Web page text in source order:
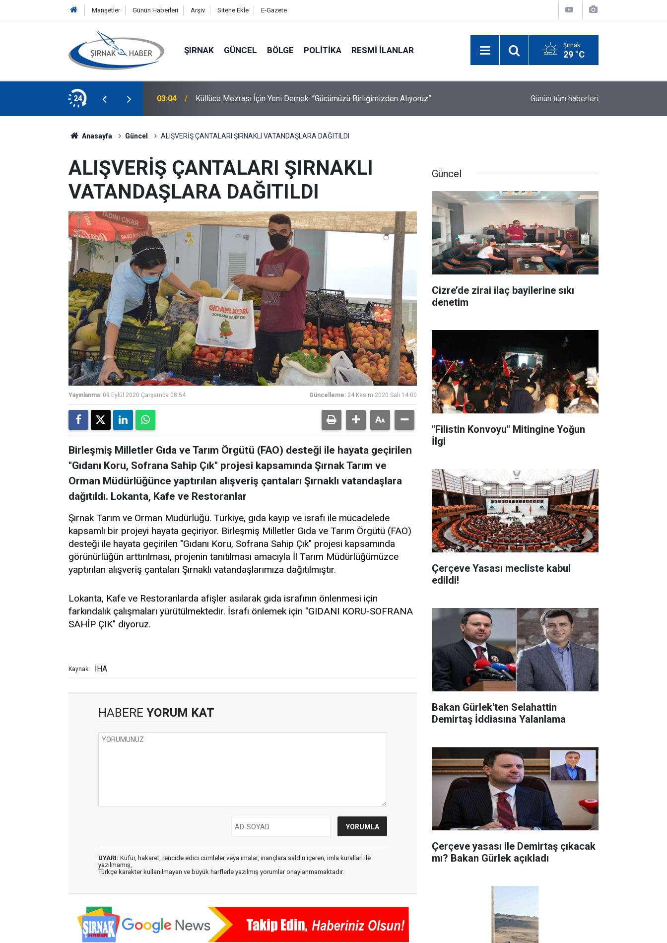
Manşetler Günün Haberleri Arşiv Sitene Ekle E-Gazete
ŞIRNAK GÜNCEL BÖLGE POLITIKA RESMI İLANLAR Şırnak
29 °C
24
“Tüketim aynıysa faturalar neden yüksek?” 03:04 Küllüce Mezrası İçin Yeni Dernek: “Gücümüzü Birliğimizden Alıyoruz” Şırnak'taki Belediye Memur Alımı Yapacak
Günün tüm haberleri
Anasayfa Güncel ALIŞVERİŞ ÇANTALARI ŞIRNAKLI VATANDAŞLARA DAĞITILDI
ALIŞVERİŞ ÇANTALARI ŞIRNAKLI
VATANDAŞLARA DAĞITILDI
Yayınlanma: 09 Eylül 2020 Çarşamba 08:54 Güncelleme: 24 Kasım 2020 Salı 14:00
Birleşmiş Milletler Gıda ve Tarım Örgütü (FAO) desteği ile hayata geçirilen
"Gıdanı Koru, Sofrana Sahip Çık" projesi kapsamında Şırnak Tarım ve
Orman Müdürlüğünce yaptırılan alışveriş çantaları Şırnaklı vatandaşlara
dağıtıldı. Lokanta, Kafe ve Restoranlar
Şırnak Tarım ve Orman Müdürlüğü. Türkiye, gıda kayıp ve israfı ile mücadelede
kapsamlı bir projeyi hayata geçiriyor. Birleşmiş Milletler Gıda ve Tarım Örgütü (FAO)
desteği ile hayata geçirilen "Gıdanı Koru, Sofrana Sahip Çık" projesi kapsamında
görünürlüğün arttırılması, projenin tanıtılması amacıyla İl Tarım Müdürlüğümüzce
yaptırılan alışveriş çantaları Şırnaklı vatandaşlarımıza dağıtılmıştır.
Lokanta, Kafe ve Restoranlarda afişler asılarak gıda israfının önlenmesi için
farkındalık çalışmaları yürütülmektedir. İsrafı önlemek için "GIDANI KORU-SOFRANA
SAHİP ÇIK" diyoruz.
Kaynak: İHA
HABERE YORUM KAT
UYARI: Küfür, hakaret, rencide edici cümleler veya imalar, inançlara saldırı içeren, imla kuralları ile
yazılmamış,
Türkçe karakter kullanılmayan ve büyük harflerle yazılmış yorumlar onaylanmamaktadır.
Güncel
Cizre’de zirai ilaç bayilerine sıkı
denetim
"Filistin Konvoyu" Mitingine Yoğun
İlgi
Çerçeve Yasası mecliste kabul
edildi!
Bakan Gürlek'ten Selahattin
Demirtaş İddiasına Yalanlama
Çerçeve yasası ile Demirtaş çıkacak
mı? Bakan Gürlek açıkladı